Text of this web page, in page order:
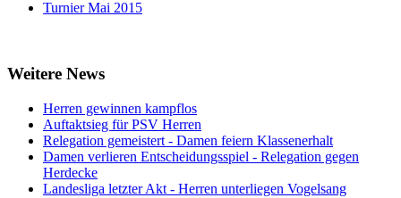
Turnier Mai 2015
Weitere News
Herren gewinnen kampflos
Auftaktsieg für PSV Herren
Relegation gemeistert - Damen feiern Klassenerhalt
Damen verlieren Entscheidungsspiel - Relegation gegen
Herdecke
Landesliga letzter Akt - Herren unterliegen Vogelsang